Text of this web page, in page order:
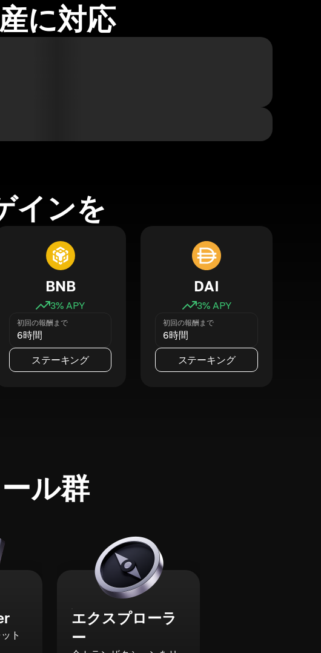
に対応
インを
BNB
3% APY
初回の報酬まで
6時間
ステーキング
DAI
3% APY
初回の報酬まで
6時間
ステーキング
ル群
ト
エクスプローラ
ー